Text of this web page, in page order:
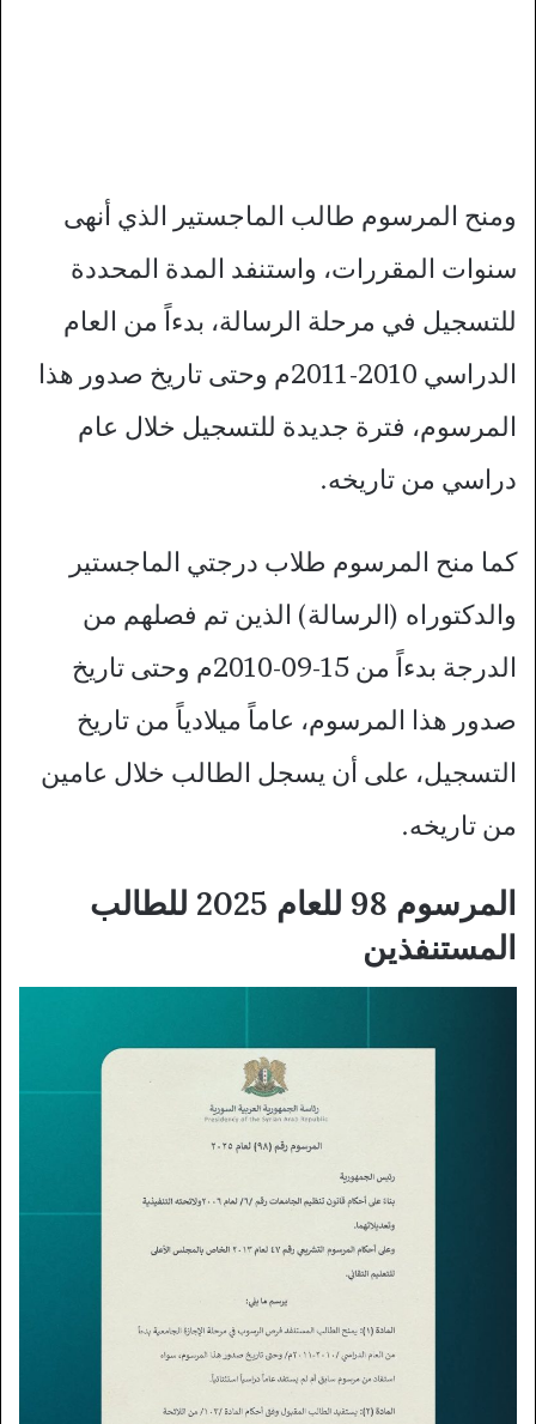
ومنح المرسوم طالب الماجستير الذي أنهى
سنوات المقررات، واستنفد المدة المحددة
للتسجيل في مرحلة الرسالة، بدءاً من العام
الدراسي 2010-2011م وحتى تاريخ صدور هذا
المرسوم، فترة جديدة للتسجيل خلال عام
دراسي من تاريخه.
كما منح المرسوم طلاب درجتي الماجستير
والدكتوراه (الرسالة) الذين تم فصلهم من
الدرجة بدءاً من 15-09-2010م وحتى تاريخ
صدور هذا المرسوم، عاماً ميلادياً من تاريخ
التسجيل، على أن يسجل الطالب خلال عامين
من تاريخه.
المرسوم 98 للعام 2025 للطالب
المستنفذين